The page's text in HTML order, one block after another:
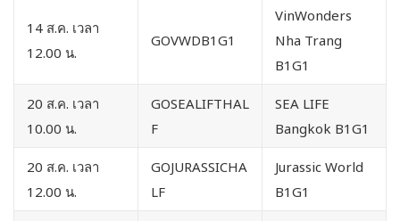
14 ส.ค. เวลา
12.00 น.
GOVWDB1G1
VinWonders
Nha Trang
B1G1
20 ส.ค. เวลา
10.00 น.
GOSEALIFTHAL
F
SEA LIFE
Bangkok B1G1
20 ส.ค. เวลา
12.00 น.
GOJURASSICHA
LF
Jurassic World
B1G1